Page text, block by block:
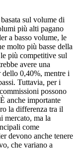
sul volume di
più alti pagano
a basso volume, le
molto più basse della
più competitive sul
avere una
dello 0,40%, mentre i
Tuttavia, per i
possono
anche importante
la differenza tra il
mercato, ma la
come
devono anche tenere
che variano a